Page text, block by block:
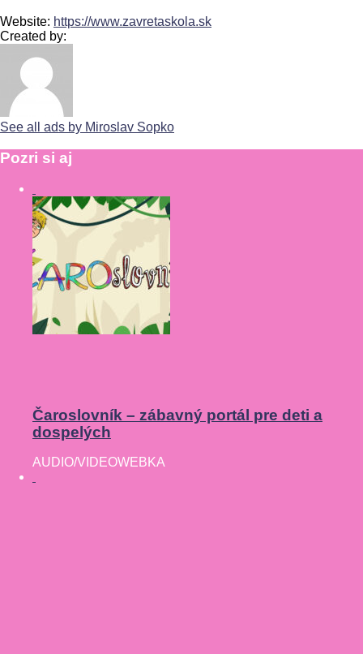
Website: https://www.zavretaskola.sk
Created by:
See all ads by Miroslav Sopko
Pozri si aj
Čaroslovník – zábavný portál pre deti a
dospelých
AUDIO/VIDEOWEBKA